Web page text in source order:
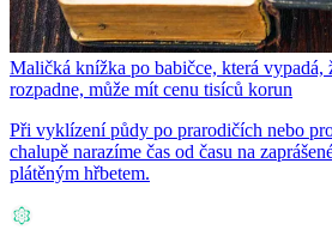
Maličká knížka po babičce, která vypadá,
rozpadne, může mít cenu tisíců korun
Při vyklízení půdy po prarodičích nebo
chalupě narazíme čas od času na
plátěným hřbetem.